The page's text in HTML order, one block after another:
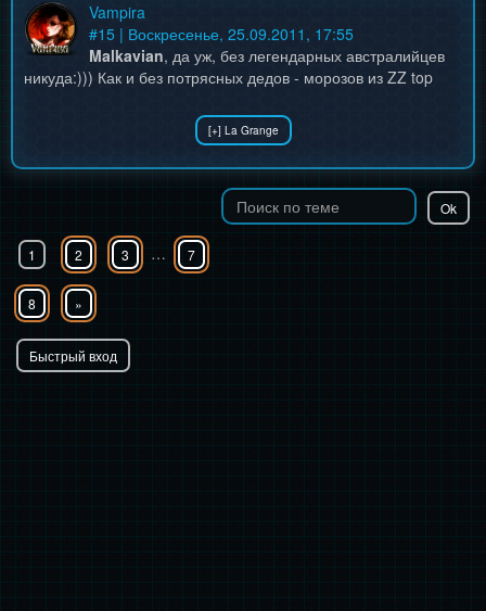
Vampira
#15 | Воскресенье, 25.09.2011, 17:55
Malkavian, да уж, без легендарных австралийцев
никуда:))) Как и без потрясных дедов - морозов из ZZ top
1 2 3 … 7
8 »